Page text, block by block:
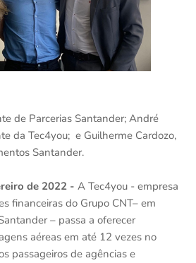
de Parcerias Santander; André
da Tec4you; e Guilherme Cardozo,
Santander.
de 2022 - A Tec4you - empresa
financeiras do Grupo CNT– em
– passa a oferecer
aéreas em até 12 vezes no
passageiros de agências e